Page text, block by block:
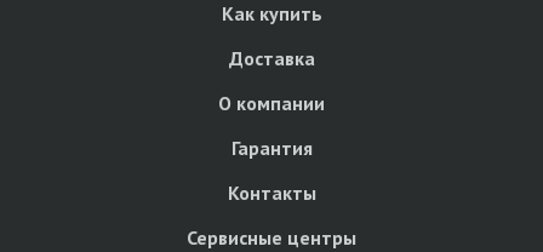
Как купить
Доставка
О компании
Гарантия
Контакты
Сервисные центры